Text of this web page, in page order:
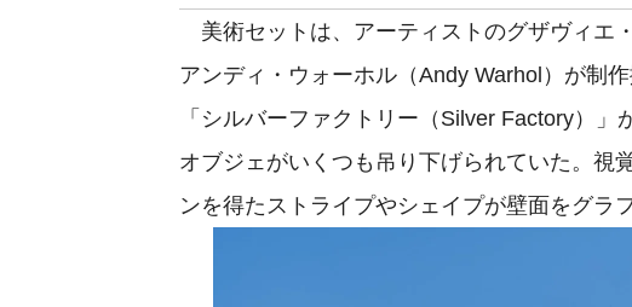
美術セットは、アーティストのグザヴィエ
アンディ・ウォーホル（Andy Warhol）が制
「シルバーファクトリー（Silver Factory）
オブジェがいくつも吊り下げられていた。視
ンを得たストライプやシェイプが壁面をグラ